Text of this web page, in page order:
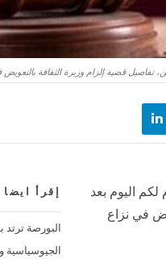
تفاصيل قضية إلزام وزيرة الثقافة بالتعويض
إقرأ ايضا
البورصة ترتد
الجيوسياسية
اليوم بعد
في نزاع